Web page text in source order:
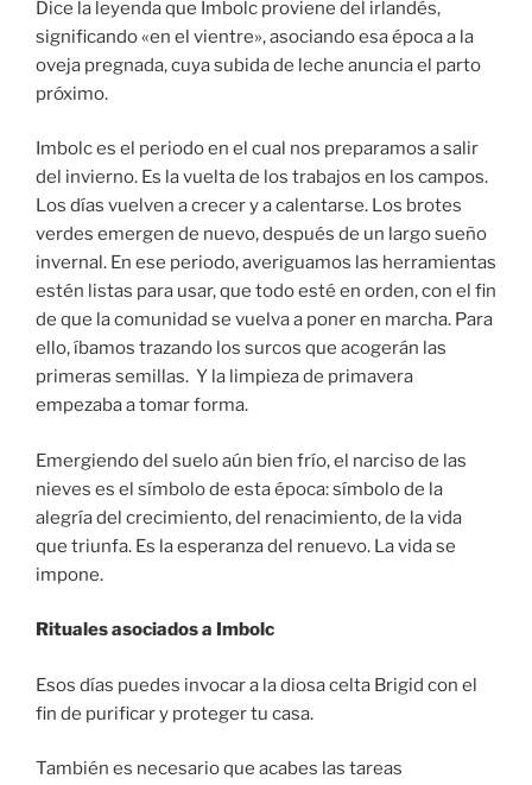
Dice la leyenda que Imbolc proviene del irlandés,
significando «en el vientre», asociando esa época a la
oveja pregnada, cuya subida de leche anuncia el parto
próximo.
Imbolc es el periodo en el cual nos preparamos a salir
del invierno. Es la vuelta de los trabajos en los campos.
Los días vuelven a crecer y a calentarse. Los brotes
verdes emergen de nuevo, después de un largo sueño
invernal. En ese periodo, averiguamos las herramientas
estén listas para usar, que todo esté en orden, con el fin
de que la comunidad se vuelva a poner en marcha. Para
ello, íbamos trazando los surcos que acogerán las
primeras semillas. Y la limpieza de primavera
empezaba a tomar forma.
Emergiendo del suelo aún bien frío, el narciso de las
nieves es el símbolo de esta época: símbolo de la
alegría del crecimiento, del renacimiento, de la vida
que triunfa. Es la esperanza del renuevo. La vida se
impone.
Rituales asociados a Imbolc
Esos días puedes invocar a la diosa celta Brigid con el
fin de purificar y proteger tu casa.
También es necesario que acabes las tareas